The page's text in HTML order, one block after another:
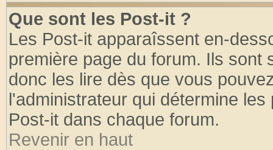
Que sont les Post-it ?
Les Post-it apparaîssent en-
première page du forum. Ils
donc les lire dès que vous
l'administrateur qui détermine
Post-it dans chaque forum.
Revenir en haut